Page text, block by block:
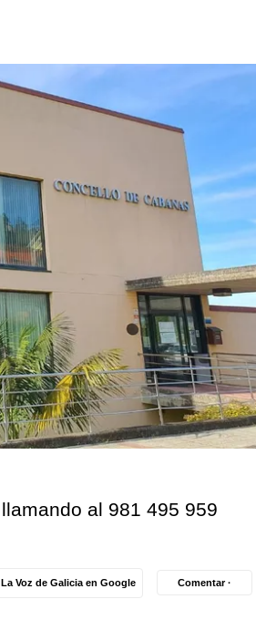
al 981 495 959
Voz de Galicia en Google Comentar ·